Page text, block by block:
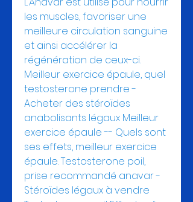
les muscles, favoriser une
meilleure circulation sanguine
et ainsi accélérer la
régénération de ceux-ci.
Meilleur exercice épaule, quel
testosterone prendre -
Acheter des stéroïdes
anabolisants légaux Meilleur
exercice épaule -- Quels sont
ses effets, meilleur exercice
épaule. Testosterone poil,
prise recommandé anavar -
Stéroïdes légaux à vendre